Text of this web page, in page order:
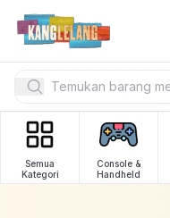
Semua
Kategori
Console &
Handheld